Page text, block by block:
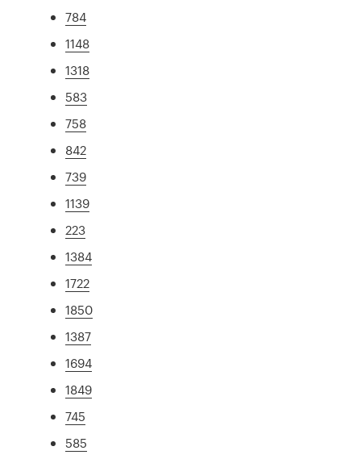
784
1148
1318
583
758
842
739
1139
223
1384
1722
1850
1387
1694
1849
745
585